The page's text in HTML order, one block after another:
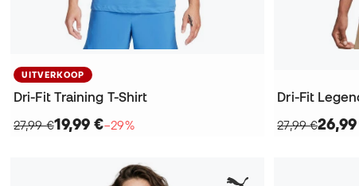
UITVERKOOP
Dri-Fit Training T-Shirt
27,99 €19,99 €−29%
Dri-Fit
27,99 €